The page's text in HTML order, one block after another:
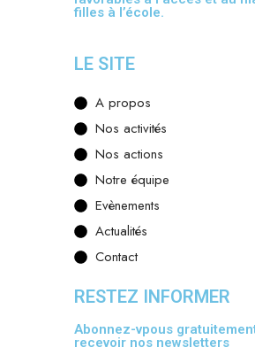
filles à l’école.
LE SITE
A propos
Nos activités
Nos actions
Notre équipe
Evènements
Actualités
Contact
RESTEZ INFORMER
Abonnez-vpous
recevoir nos newsletters